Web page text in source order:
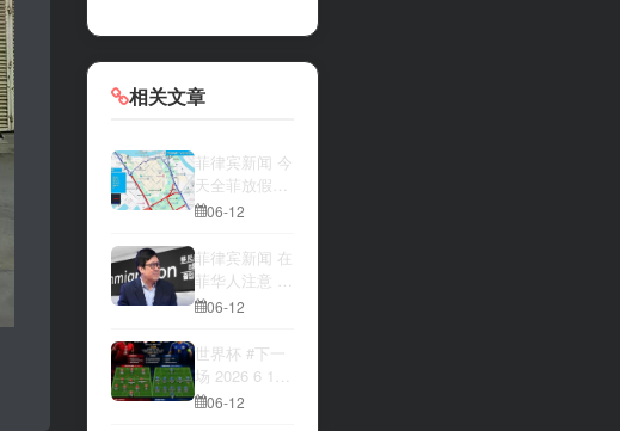
相关文章
菲律宾新闻 今
天全菲放假‼️
马尼拉多地封
06-12
菲律宾新闻 在
菲华人注意 近
期出现假冒移
上门敲诈案
件，已有多人
举报中招
06-12
世界杯 #下一
场 2026 6 12
15:00整 加拿
06-12